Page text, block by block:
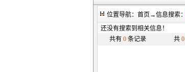
位置导航：首页→信息搜索：
还没有搜索到相关信息！
共有 0 条记录 共 0